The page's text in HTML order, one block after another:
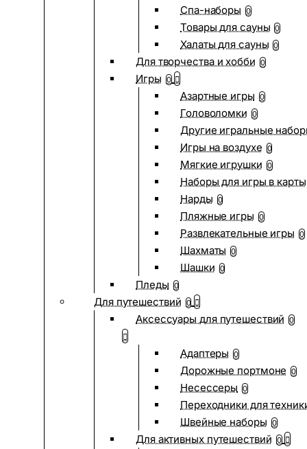
Спа-наборы 0
Товары для сауны 0
Халаты для сауны 0
Для творчества и хобби 0
Игры 0
Азартные игры 0
Головоломки 0
Другие игральные
Игры на воздухе 0
Мягкие игрушки 0
Наборы для игры в карты
Нарды 0
Пляжные игры 0
Развлекательные игры 0
Шахматы 0
Шашки 0
Пледы 0
Для путешествий 0
Аксессуары для путешествий 0
Адаптеры 0
Дорожные портмоне 0
Несессеры 0
Переходники для
Швейные наборы 0
Для активных путешествий 0